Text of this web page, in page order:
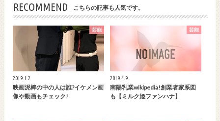
RECOMMEND こちらの記事も人気です。
芸能
2019.1.2
映画泥棒の中の人は誰?イケメン画
像や動画もチェック!
芸能
2019.4.9
南陽乳業wikipedia!創業者家系図
も【ミルク姫ファンハナ】